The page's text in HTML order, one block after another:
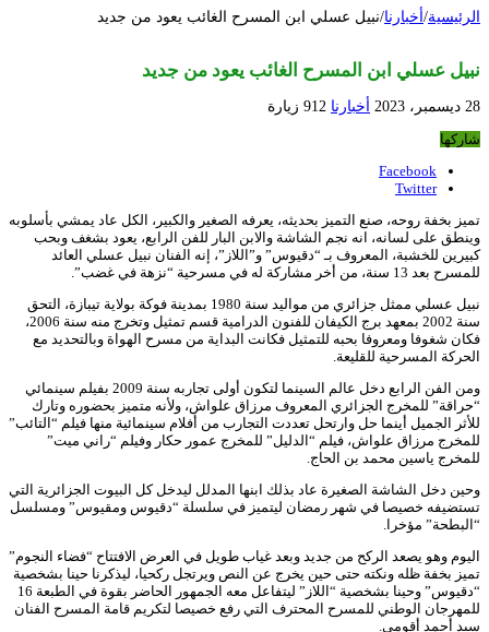
الرئيسية/ أخبارنا/نبيل عسلي ابن المسرح الغائب يعود من جديد
نبيل عسلي ابن المسرح الغائب يعود من جديد
28 ديسمبر، 2023 أخبارنا 912 زيارة
شاركها
Facebook
Twitter
تميز بخفة روحه، صنع التميز بحديثه، يعرفه الصغير والكبير، الكل عاد يمشي بأسلوبه
وينطق على لسانه، انه نجم الشاشة والابن البار للفن الرابع، يعود بشغف وبحب
كبيرين للخشبة، المعروف بـ “دقيوس” و”اللاز”، إنه الفنان نبيل عسلي العائد
للمسرح بعد 13 سنة، من أخر مشاركة له في مسرحية “نزهة في غضب”.
نبيل عسلي ممثل جزائري من مواليد سنة 1980 بمدينة فوكة بولاية تيبازة، التحق
سنة 2002 بمعهد برج الكيفان للفنون الدرامية قسم تمثيل وتخرج منه سنة 2006،
فكان شغوفا ومعروفا بحبه للتمثيل فكانت البداية من مسرح الهواة وبالتحديد مع
الحركة المسرحية للقليعة.
ومن الفن الرابع دخل عالم السينما لتكون أولى تجاربه سنة 2009 بفيلم سينمائي
“حراقة” للمخرج الجزائري المعروف مرزاق علواش، ولأنه متميز بحضوره وتارك
للأثر الجميل أينما حل وارتحل تعددت التجارب من أفلام سينمائية منها فيلم “التائب”
للمخرج مرزاق علواش، فيلم “الدليل” للمخرج عمور حكار وفيلم “راني ميت”
للمخرج ياسين محمد بن الحاج.
وحين دخل الشاشة الصغيرة عاد بذلك ابنها المدلل ليدخل كل البيوت الجزائرية التي
تستضيفه خصيصا في شهر رمضان ليتميز في سلسلة “دقيوس ومقيوس” ومسلسل
“البطحة” مؤخرا.
اليوم وهو يصعد الركح من جديد وبعد غياب طويل في العرض الافتتاح “فضاء النجوم”
تميز بخفة ظله ونكته حتى حين يخرج عن النص ويرتجل ركحيا، ليذكرنا حينا بشخصية
“دقيوس” وحينا بشخصية “اللاز” ليتفاعل معه الجمهور الحاضر بقوة في الطبعة 16
للمهرجان الوطني للمسرح المحترف التي رفع خصيصا لتكريم قامة المسرح الفنان
سيد أحمد أقومي.